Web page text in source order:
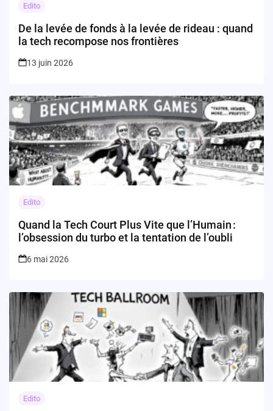
Edito
De la levée de fonds à la levée de rideau : quand
la tech recompose nos frontières
13 juin 2026
Edito
Quand la Tech Court Plus Vite que l’Humain :
l’obsession du turbo et la tentation de l’oubli
6 mai 2026
Edito